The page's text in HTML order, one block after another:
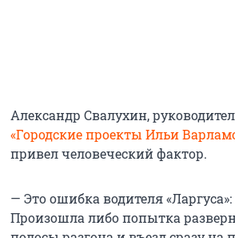
Александр Свалухин,
«Городские проекты Ильи
привел человеческий фактор.
— Это ошибка водителя
Произошла либо попытка